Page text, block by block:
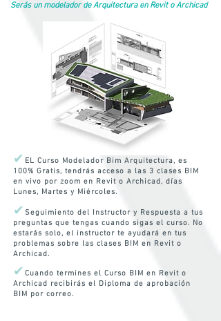
Serás un modelador de Arquitectura en Revit o Archicad
✔ EL Curso Modelador Bim Arquitectura, es
100% Gratis, tendrás acceso a las 3 clases BIM
en vivo por zoom en Revit o Archicad, días
Lunes, Martes y Miércoles.
✔ Seguimiento del Instructor y Respuesta a tus
preguntas que tengas cuando sigas el curso. No
estarás solo, el instructor te ayudará en tus
problemas sobre las clases BIM en Revit o
Archicad.
✔ Cuando termines el Curso BIM en Revit o
Archicad recibirás el Diploma de aprobación
BIM por correo.